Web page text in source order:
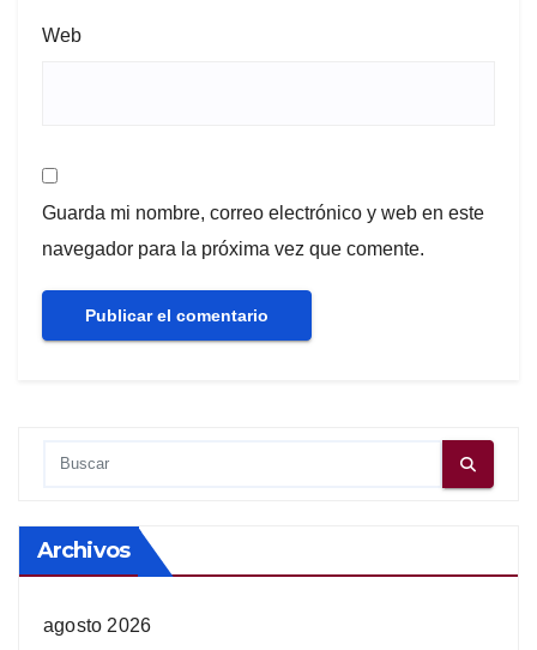
Web
Guarda mi nombre, correo electrónico y web en este
navegador para la próxima vez que comente.
Archivos
agosto 2026